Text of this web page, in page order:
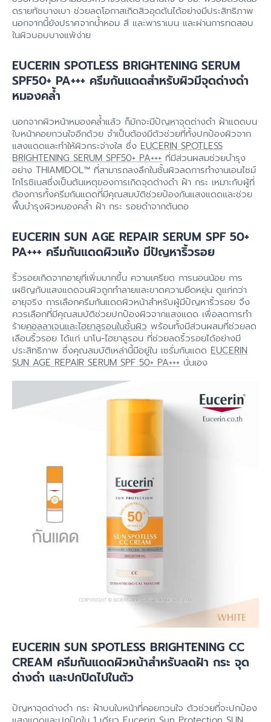
ดรายทัชบางเบา ช่วยลดโอกาสเกิดสิวอุดตันได้อย่างมีประสิทธิภาพ
นอกจากนี้ยังปราศจากน้ำหอม สี และพาราเบน และผ่านการทดสอบ
ในผิวบอบบางแพ้ง่าย
EUCERIN SPOTLESS BRIGHTENING SERUM
SPF50+ PA+++ ครีมกันแดดสำหรับผิวมีจุดด่างดำ
หมองคล้ำ
นอกจากผิวหน้าหมองคล้ำแล้ว ก็มักจะมีปัญหาจุดด่างดำ ฝ้าแดดบน
ใบหน้าคอยกวนใจอีกด้วย จำเป็นต้องมีตัวช่วยที่ทั้งปกป้องผิวจาก
แสงแดดและทำให้ผิวกระจ่างใส ซึ่ง EUCERIN SPOTLESS
BRIGHTENING SERUM SPF50+ PA+++ ที่มีส่วนผสมช่วยบำรุง
อย่าง THIAMIDOL™ ที่สามารถลงลึกในชั้นผิวลดการทำงานเอนไซม์
ไทโรซิเนสซึ่งเป็นต้นเหตุของการเกิดจุดด่างดำ ฝ้า กระ เหมาะกับผู้ที่
ต้องการทั้งครีมกันแดดที่มีคุณสมบัติช่วยป้องกันแสงแดดและช่วย
ฟื้นบำรุงผิวหมองคล้ำ ฝ้า กระ รอยดำจากต้นตอ
EUCERIN SUN AGE REPAIR SERUM SPF 50+
PA+++ ครีมกันแดดผิวแห้ง มีปัญหาริ้วรอย
ริ้วรอยเกิดจากอายุที่เพิ่มมากขึ้น ความเครียด การนอนน้อย การ
เผชิญกับแสงแดดจนผิวถูกทำลายและขาดความยืดหยุ่น ดูแก่กว่า
อายุจริง การเลือกครีมกันแดดผิวหน้าสำหรับผู้มีปัญหาริ้วรอย จึง
ควรเลือกที่มีคุณสมบัติช่วยปกป้องผิวจากแสงแดด เพื่อลดการทำ
ร้ายคอลลาเจนและไฮยาลูรอนในชั้นผิว พร้อมทั้งมีส่วนผสมที่ช่วยลด
เลือนริ้วรอย ได้แก่ นาโน-ไฮยาลูรอน ที่ช่วยลดริ้วรอยได้อย่างมี
ประสิทธิภาพ ซึ่งคุณสมบัติเหล่านี้มีอยู่ใน เซรั่มกันแดด EUCERIN
SUN AGE REPAIR SERUM SPF 50+ PA+++ นั่นเอง
EUCERIN SUN SPOTLESS BRIGHTENING CC
CREAM ครีมกันแดดผิวหน้าสำหรับลดฝ้า กระ จุด
ด่างดำ และปกปิดไปในตัว
ปัญหาจุดด่างดำ กระ ฝ้าบนใบหน้าที่คอยกวนใจ ตัวช่วยที่จะปกป้อง